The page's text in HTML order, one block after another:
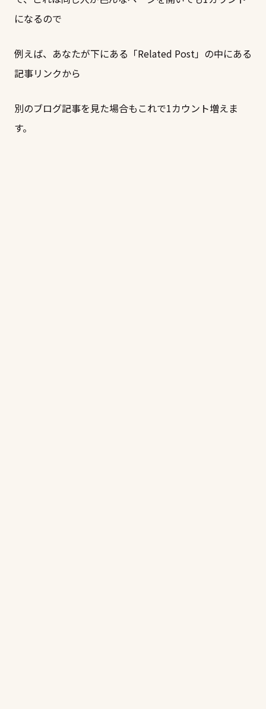
になるので
例えば、あなたが下にある「Related Post」の中にある
記事リンクから
別のブログ記事を見た場合もこれで1カウント増えま
す。